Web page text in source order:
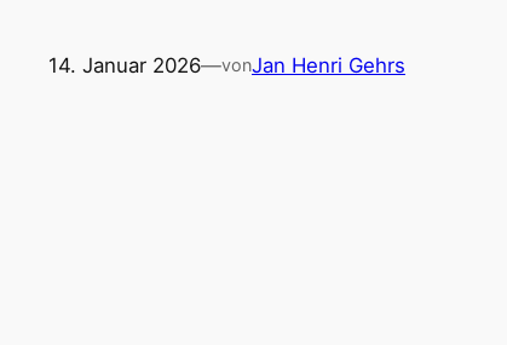
14. Januar 2026—vonJan Henri Gehrs